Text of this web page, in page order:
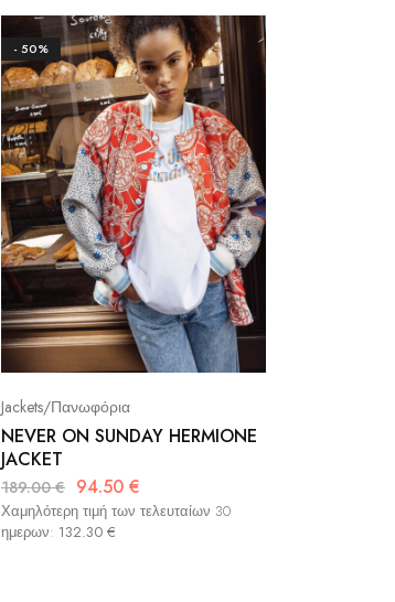
- 50%
Jackets/Πανωφόρια
NEVER ON SUNDAY HERMIONE
JACKET
189.00€ 94.50 €
Χαμηλότερη τιμή των τελευταίων 30
ημερων: 132.30 €